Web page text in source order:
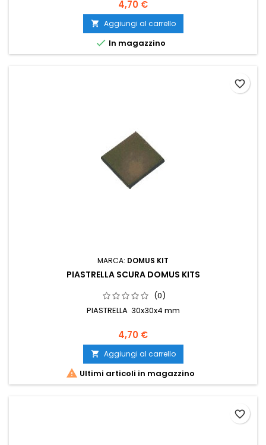
4,70 €
 Aggiungi al carrello
 In magazzino
MARCA: DOMUS KIT
PIASTRELLA SCURA DOMUS KITS
(0)
PIASTRELLA 30x30x4 mm
4,70 €
 Aggiungi al carrello
 Ultimi articoli in magazzino
favorite_border
favorite_border